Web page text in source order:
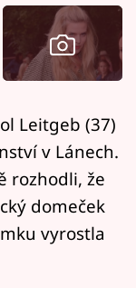
Leitgeb (37)
v Lánech.
rozhodli, že
domeček
vyrostla